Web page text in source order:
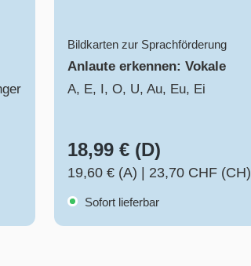
Bildkarten zur Sprachförderung
Anlaute erkennen: Vokale
A, E, I, O, U, Au, Eu, Ei
18,99 € (D)
19,60 € (A) 23,70 CHF (CH)
Sofort lieferbar